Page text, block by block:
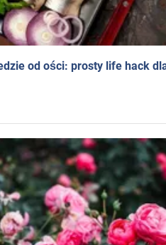
od ości: prosty life hack